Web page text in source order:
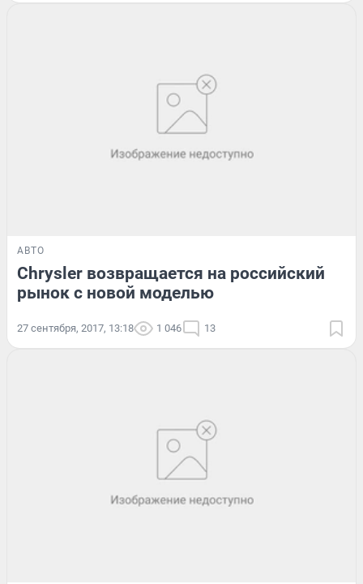
АВТО
Chrysler возвращается на российский
рынок с новой моделью
27 сентября, 2017, 13:18 1 046 13